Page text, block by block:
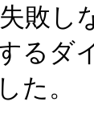
敗
るダ
た。